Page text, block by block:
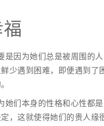
因为她们总是被周围的
少遇到困难，即便遇到了
们本身的性格和心性都
，这就使得她们的贵人缘